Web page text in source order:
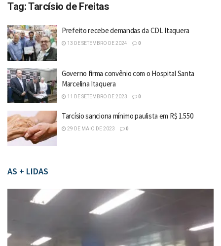
Tag:Tarcísio de Freitas
Prefeito recebe demandas da CDL Itaquera
13 DE SETEMBRO DE 2024 0
Governo firma convênio com o Hospital Santa
Marcelina Itaquera
11 DE SETEMBRO DE 2023 0
Tarcísio sanciona mínimo paulista em R$ 1.550
29 DE MAIO DE 2023 0
AS + LIDAS